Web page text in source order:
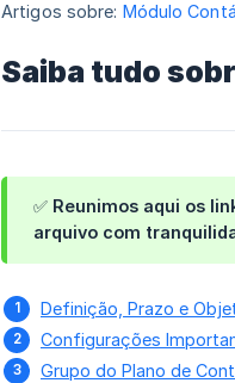
Artigos sobre: Módulo
Saiba tudo
✅ Reunimos aqui os
arquivo com
Definição, Prazo e
Configurações
Grupo do Plano de